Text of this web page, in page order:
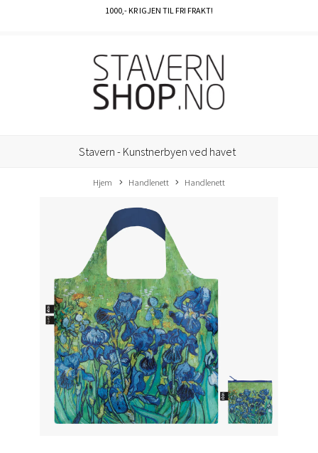
1000,- KR IGJEN TIL FRI FRAKT!
Stavern - Kunstnerbyen ved havet
Hjem Handlenett Handlenett